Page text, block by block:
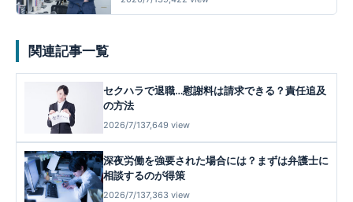
関連記事一覧
セクハラで退職…慰謝料は請求できる？責任追及
の方法
2026/7/137,649 view
深夜労働を強要された場合には？まずは弁護士に
相談するのが得策
2026/7/137,363 view